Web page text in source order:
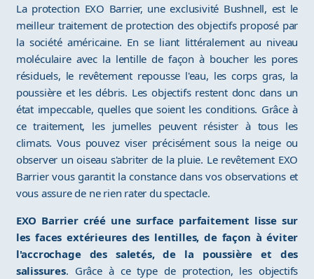
La protection EXO Barrier, une exclusivité Bushnell, est le
meilleur traitement de protection des objectifs proposé par
la société américaine. En se liant littéralement au niveau
moléculaire avec la lentille de façon à boucher les pores
résiduels, le revêtement repousse l'eau, les corps gras, la
poussière et les débris. Les objectifs restent donc dans un
état impeccable, quelles que soient les conditions. Grâce à
ce traitement, les jumelles peuvent résister à tous les
climats. Vous pouvez viser précisément sous la neige ou
observer un oiseau s'abriter de la pluie. Le revêtement EXO
Barrier vous garantit la constance dans vos observations et
vous assure de ne rien rater du spectacle.
EXO Barrier créé une surface parfaitement lisse sur
les faces extérieures des lentilles, de façon à éviter
l'accrochage des saletés, de la poussière et des
salissures. Grâce à ce type de protection, les objectifs